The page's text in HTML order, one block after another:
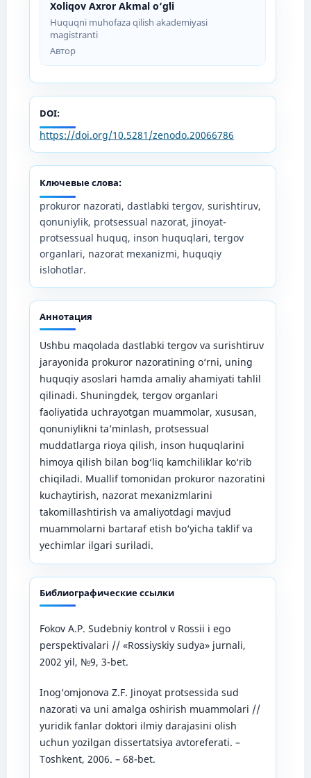
Xoliqov Axror Akmal o‘gʻli
Huquqni muhofaza qilish akademiyasi
magistranti
Автор
DOI:
https://doi.org/10.5281/zenodo.20066786
Ключевые слова:
prokuror nazorati, dastlabki tergov, surishtiruv,
qonuniylik, protsessual nazorat, jinoyat-
protsessual huquq, inson huquqlari, tergov
organlari, nazorat mexanizmi, huquqiy
islohotlar.
Аннотация
Ushbu maqolada dastlabki tergov va surishtiruv
jarayonida prokuror nazoratining o‘rni, uning
huquqiy asoslari hamda amaliy ahamiyati tahlil
qilinadi. Shuningdek, tergov organlari
faoliyatida uchrayotgan muammolar, xususan,
qonuniylikni ta’minlash, protsessual
muddatlarga rioya qilish, inson huquqlarini
himoya qilish bilan bog‘liq kamchiliklar ko‘rib
chiqiladi. Muallif tomonidan prokuror nazoratini
kuchaytirish, nazorat mexanizmlarini
takomillashtirish va amaliyotdagi mavjud
muammolarni bartaraf etish bo‘yicha taklif va
yechimlar ilgari suriladi.
Библиографические ссылки
Fokov A.P. Sudebniy kontrol v Rossii i ego
perspektivalari // «Rossiyskiy sudya» jurnali,
2002 yil, №9, 3-bet.
Inog‘omjonova Z.F. Jinoyat protsessida sud
nazorati va uni amalga oshirish muammolari //
yuridik fanlar doktori ilmiy darajasini olish
uchun yozilgan dissertatsiya avtoreferati. –
Toshkent, 2006. – 68-bet.